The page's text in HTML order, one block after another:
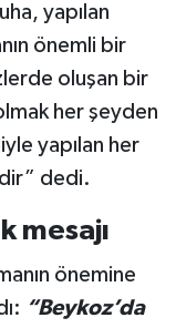
yapılan
önemli bir
oluşan bir
her şeyden
yapılan her
dedi.
mesajı
önemine
“Beykoz’da